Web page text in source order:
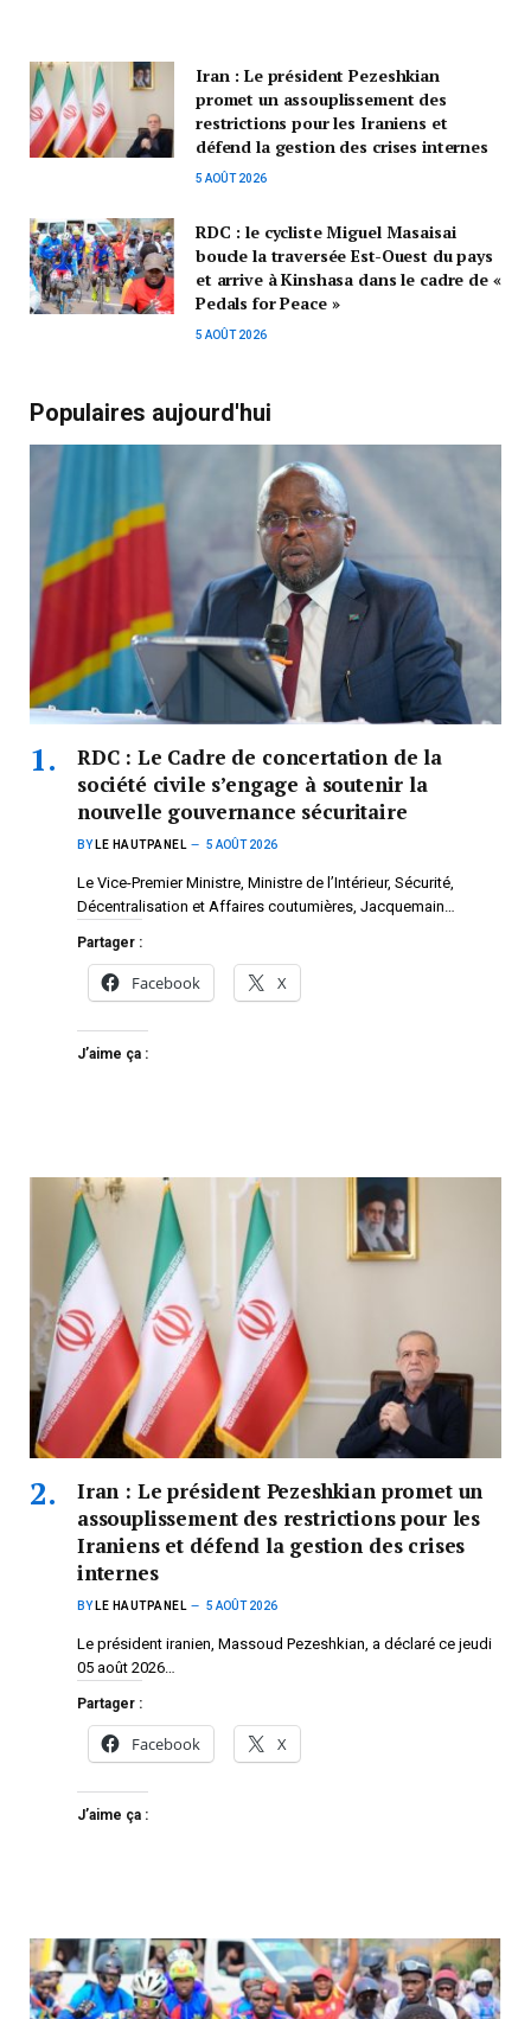
Iran : Le président Pezeshkian
promet un assouplissement des
restrictions pour les Iraniens et
défend la gestion des crises internes
5 AOÛT 2026
RDC : le cycliste Miguel Masaisai
boucle la traversée Est-Ouest du pays
et arrive à Kinshasa dans le cadre de «
Pedals for Peace »
5 AOÛT 2026
Populaires aujourd'hui
RDC : Le Cadre de concertation de la
société civile s’engage à soutenir la
nouvelle gouvernance sécuritaire
BY LE HAUTPANEL 5 AOÛT 2026
Le Vice-Premier Ministre, Ministre de l’Intérieur, Sécurité,
Décentralisation et Affaires coutumières, Jacquemain…
Partager :
Facebook X
J’aime ça :
Iran : Le président Pezeshkian promet un
assouplissement des restrictions pour les
Iraniens et défend la gestion des crises
internes
BY LE HAUTPANEL 5 AOÛT 2026
Le président iranien, Massoud Pezeshkian, a déclaré ce jeudi
05 août 2026…
Partager :
Facebook X
J’aime ça :